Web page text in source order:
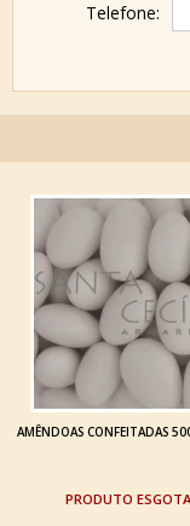
Telefone:
AMÊNDOAS CONFEITADAS